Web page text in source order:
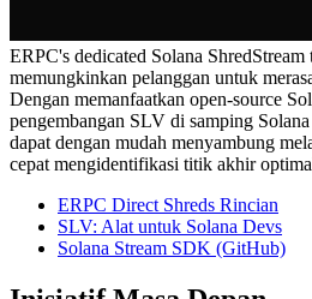
ERPC's dedicated Solana
memungkinkan pelanggan untuk
Dengan memanfaatkan open-source
pengembangan SLV di samping
dapat dengan mudah menyambung
cepat mengidentifikasi titik akhir
ERPC Direct Shreds Rincian
SLV: Alat untuk Solana Devs
Solana Stream SDK (GitHub)